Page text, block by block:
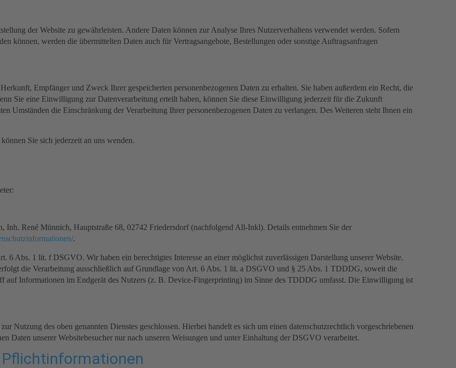
der Website zu gewährleisten. Andere Daten können zur Analyse Ihres Nutzerverhaltens verwendet werden. Sofern
können, werden die übermittelten Daten auch für Vertragsangebote, Bestellungen oder sonstige Auftragsanfragen
Empfänger und Zweck Ihrer gespeicherten personenbezogenen Daten zu erhalten. Sie haben außerdem ein Recht, die
Sie eine Einwilligung zur Datenverarbeitung erteilt haben, können Sie diese Einwilligung jederzeit für die Zukunft
Umständen die Einschränkung der Verarbeitung Ihrer personenbezogenen Daten zu verlangen. Des Weiteren steht Ihnen ein
Sie sich jederzeit an uns wenden.
René Münnich, Hauptstraße 68, 02742 Friedersdorf (nachfolgend All-Inkl). Details entnehmen Sie der
.
Abs. 1 lit. f DSGVO. Wir haben ein berechtigtes Interesse an einer möglichst zuverlässigen Darstellung unserer Website.
die Verarbeitung ausschließlich auf Grundlage von Art. 6 Abs. 1 lit. a DSGVO und § 25 Abs. 1 TDDDG, soweit die
auf Informationen im Endgerät des Nutzers (z. B. Device-Fingerprinting) im Sinne des TDDDG umfasst. Die Einwilligung ist
Nutzung des oben genannten Dienstes geschlossen. Hierbei handelt es sich um einen datenschutzrechtlich vorgeschriebenen
Daten unserer Websitebesucher nur nach unseren Weisungen und unter Einhaltung der DSGVO verarbeitet.
Pflicht­informationen